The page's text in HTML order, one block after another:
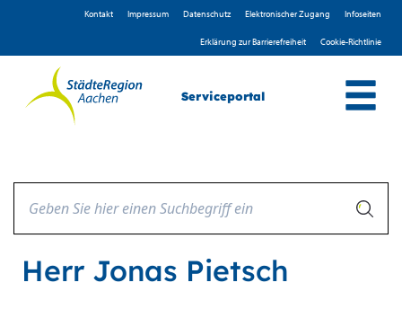
Zum Hauptinhalt springen
Zum Hauptinhalt
Kontakt Impressum D­atenschutz Elektronischer Zugang Infoseiten
Erklärung zur Barrierefreiheit Cookie-Richtlinie
Serviceportal
Herr Jonas Pietsch